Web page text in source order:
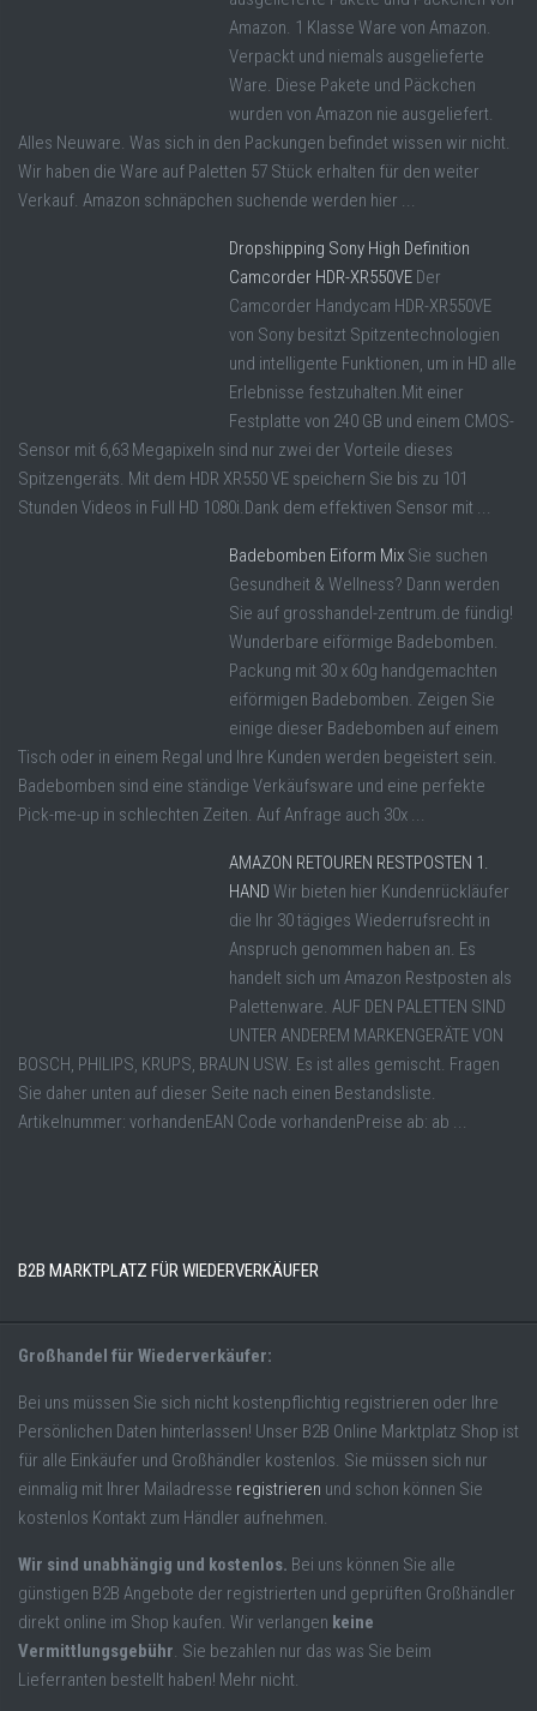
Amazon. 1 Klasse Ware von Amazon.
Verpackt und niemals ausgelieferte
Ware. Diese Pakete und Päckchen
wurden von Amazon nie ausgeliefert.
Alles Neuware. Was sich in den Packungen befindet wissen wir nicht.
Wir haben die Ware auf Paletten 57 Stück erhalten für den weiter
Verkauf. Amazon schnäpchen suchende werden hier ...
Dropshipping Sony High Definition
Camcorder HDR-XR550VE Der
Camcorder Handycam HDR-XR550VE
von Sony besitzt Spitzentechnologien
und intelligente Funktionen, um in HD alle
Erlebnisse festzuhalten.Mit einer
Festplatte von 240 GB und einem CMOS-
Sensor mit 6,63 Megapixeln sind nur zwei der Vorteile dieses
Spitzengeräts. Mit dem HDR XR550 VE speichern Sie bis zu 101
Stunden Videos in Full HD 1080i.Dank dem effektiven Sensor mit ...
Badebomben Eiform Mix Sie suchen
Gesundheit & Wellness? Dann werden
Sie auf grosshandel-zentrum.de fündig!
Wunderbare eiförmige Badebomben.
Packung mit 30 x 60g handgemachten
eiförmigen Badebomben. Zeigen Sie
einige dieser Badebomben auf einem
Tisch oder in einem Regal und Ihre Kunden werden begeistert sein.
Badebomben sind eine ständige Verkäufsware und eine perfekte
Pick-me-up in schlechten Zeiten. Auf Anfrage auch 30x ...
AMAZON RETOUREN RESTPOSTEN 1.
HAND Wir bieten hier Kundenrückläufer
die Ihr 30 tägiges Wiederrufsrecht in
Anspruch genommen haben an. Es
handelt sich um Amazon Restposten als
Palettenware. AUF DEN PALETTEN SIND
UNTER ANDEREM MARKENGERÄTE VON
BOSCH, PHILIPS, KRUPS, BRAUN USW. Es ist alles gemischt. Fragen
Sie daher unten auf dieser Seite nach einen Bestandsliste.
Artikelnummer: vorhandenEAN Code vorhandenPreise ab: ab ...
B2B MARKTPLATZ FÜR WIEDERVERKÄUFER
Großhandel für Wiederverkäufer:
Bei uns müssen Sie sich nicht kostenpflichtig registrieren oder Ihre
Persönlichen Daten hinterlassen! Unser B2B Online Marktplatz Shop ist
für alle Einkäufer und Großhändler kostenlos. Sie müssen sich nur
einmalig mit Ihrer Mailadresse registrieren und schon können Sie
kostenlos Kontakt zum Händler aufnehmen.
Wir sind unabhängig und kostenlos. Bei uns können Sie alle
günstigen B2B Angebote der registrierten und geprüften Großhändler
direkt online im Shop kaufen. Wir verlangen keine
Vermittlungsgebühr. Sie bezahlen nur das was Sie beim
Lieferranten bestellt haben! Mehr nicht.